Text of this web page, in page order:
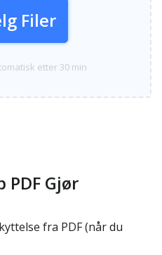
Filer
etter 30 min
PDF Gjør
fra PDF (når du